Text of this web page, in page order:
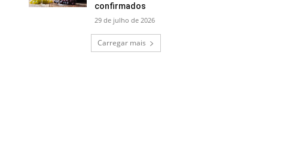
confirmados
29 de julho de 2026
Carregar mais